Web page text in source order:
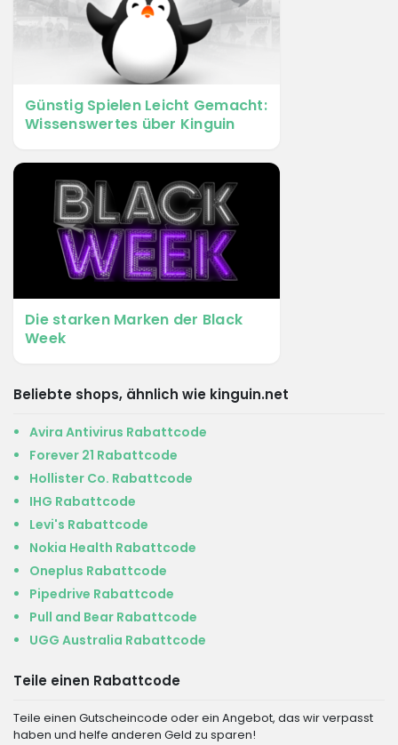
Günstig Spielen Leicht Gemacht:
Wissenswertes über Kinguin
Die starken Marken der Black
Week
Beliebte shops, ähnlich wie kinguin.net
Avira Antivirus Rabattcode
Forever 21 Rabattcode
Hollister Co. Rabattcode
IHG Rabattcode
Levi's Rabattcode
Nokia Health Rabattcode
Oneplus Rabattcode
Pipedrive Rabattcode
Pull and Bear Rabattcode
UGG Australia Rabattcode
Teile einen Rabattcode
Teile einen Gutscheincode oder ein Angebot, das wir verpasst
haben und helfe anderen Geld zu sparen!